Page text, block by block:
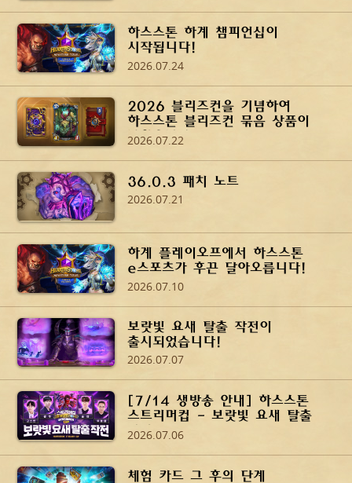
하스스톤 하계 챔피언십이
시작됩니다!
2026.07.24
2026 블리즈컨을 기념하여
하스스톤 블리즈컨 묶음 상품이
나왔습니다!
2026.07.22
36.0.3 패치 노트
2026.07.21
하계 플레이오프에서 하스스톤
e스포츠가 후끈 달아오릅니다!
2026.07.10
보랏빛 요새 탈출 작전이
출시되었습니다!
2026.07.07
[7/14 생방송 안내] 하스스톤
스트리머컵 - 보랏빛 요새 탈출
작전
2026.07.06
체험 카드 그 후의 단계